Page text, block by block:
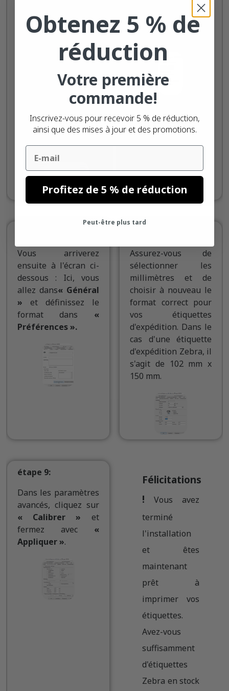
imprimante sur
votre PC. Vous
pouvez le faire en
allant dans
"Paramètres"
via
Windows, puis
cliquez sur
"Imprimantes et
scanners."
vous pouvez choisir
« Propriétés de
l'imprimante ».
Vous arriverez
ensuite à l'écran ci-
dessous : Ici, vous
allez dans« Général
» et définissez le
format dans «
Préférences ».
Assurez-vous de
sélectionner les
millimètres et de
choisir à nouveau le
format correct pour
vos étiquettes
d'expédition. Dans le
cas d'une étiquette
d'expédition Zebra, il
s'agit de 102 mm x
150 mm.
étape 9:
Dans les paramètres
avancés, cliquez sur
« Calibrer » et
fermez avec «
Appliquer ».
Félicitations
! Vous avez
terminé
l'installation
et êtes
maintenant
prêt à
imprimer vos
étiquettes.
Avez-vous
suffisamment
d'étiquettes
Zebra en stock
Obtenez 5 % de
réduction
Votre première
commande!
Inscrivez-vous pour recevoir 5 % de réduction,
ainsi que des mises à jour et des promotions.
Email
Profitez de 5 % de réduction
Peut-être plus tard